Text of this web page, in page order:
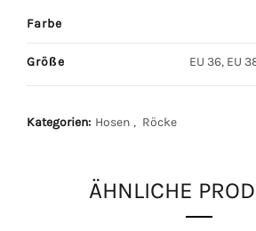
Farbe
Größe EU 36, EU
Kategorien: Hosen , Röcke
ÄHNLICHE